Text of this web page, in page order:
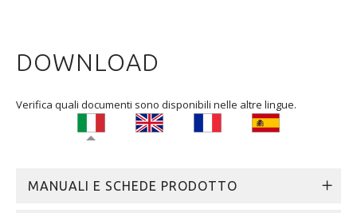
DOWNLOAD
Verifica quali documenti sono disponibili nelle altre lingue.
MANUALI E SCHEDE PRODOTTO